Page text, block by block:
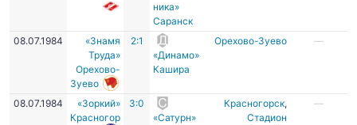
ника»
Саранск
08.07.1984
«Знамя
Труда»
Орехово-
Зуево
2:1
«Динамо»
Кашира
Орехово-Зуево —
08.07.1984
«Зоркий»
Красногор
3:0
«Сатурн»
Красногорск,
Стадион
—